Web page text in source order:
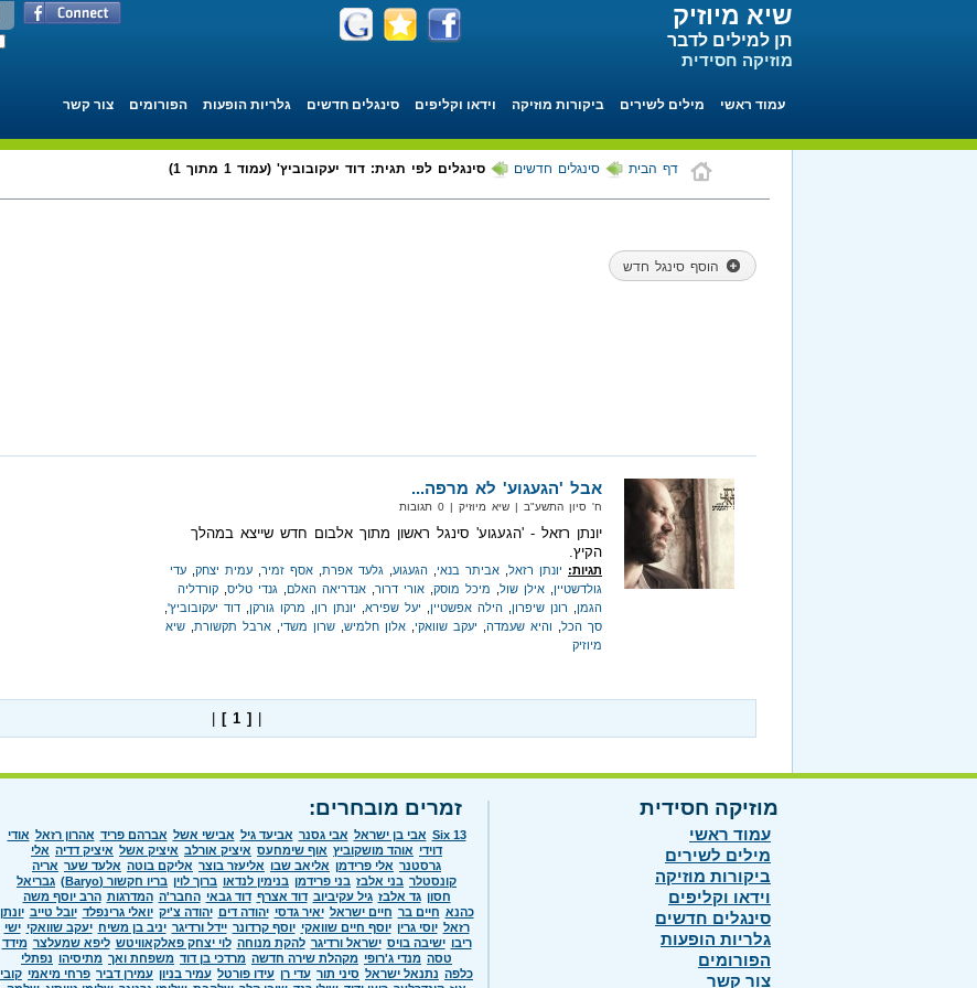
שיא מיוזיק
תן למילים לדבר
מוזיקה חסידית
עמוד ראשי מילים לשירים ביקורות מוזיקה וידאו וקליפים סינגלים חדשים גלריות הופעות הפורומים צור קשר
דף הבית סינגלים חדשים סינגלים לפי תגית: דוד יעקובוביץ' (עמוד 1 מתוך 1)
הוסף סינגל חדש
אבל 'הגעגוע' לא מרפה...
ח' סיון התשע"ב‏ | שיא מיוזיק‏ | 0 תגובות
יונתן רזאל - 'הגעגוע' סינגל ראשון מתוך אלבום חדש שייצא במהלך
הקיץ.
תגיות: יונתן רזאל אביתר בנאי הגעגוע גלעד אפרת אסף זמיר עמית יצחק
עדי
גולדשטיין
אילן שול מיכל מוסק אורי דרור אנדריאה האלם גנדי טליס
קורדליה
הגמן
רונן שיפרון הילה אפשטיין יעל שפירא יונתן רון מרקו גורקן דוד יעקובוביץ'
סך הכל
והיא שעמדה יעקב שוואקי אלון חלמיש שרון משדי ארבל תקשורת
שיא
מיוזיק
[ 1 ]
מוזיקה חסידית
עמוד ראשי
מילים לשירים
ביקורות מוזיקה
וידאו וקליפים
סינגלים חדשים
גלריות הופעות
הפורומים
צור קשר
זמרים מובחרים:
Six 13 אבי בן ישראל אבי גסנר אביעד גיל אבישי אשל אברהם פריד אהרון רזאל אודי
דוידי אוהד מושקוביץ אוף שימחעס איציק אורלב איציק אשל איציק דדיה אלי
גרסטנר אלי פרידמן אליאב שבו אליעזר בוצר אליקם בוטה אלעד שער אריה
קונסטלר בני אלבז בני פרידמן בנימין לנדאו ברוך לוין בריו חקשור (Baryo)
גבריאל
חסון גד אלבז גיל עקיביוב דוד אצרף דוד גבאי החבר'ה המדרגות הרב יוסף משה
כהנא חיים בר חיים ישראל יאיר גדסי יהודה דים יהודה צ'יק יואלי גרינפלד יובל טייב יונתן
רזאל יוסי גרין יוסף חיים שוואקי יוסף קרדונר יידל ורדיגר יניב בן משיח יעקב שוואקי ישי
ריבו ישיבה בויס ישראל ורדיגר להקת מנוחה לוי יצחק פאלקאוויטש ליפא שמעלצר מידד
טסה מנדי ג'רופי מקהלת שירה חדשה מרדכי בן דוד משפחת ואך מתיסיהו נפתלי
כלפה נתנאל ישראל סיני תור עדי רן עידו פורטל עמיר בניון עמירן דביר פרחי מיאמי קובי